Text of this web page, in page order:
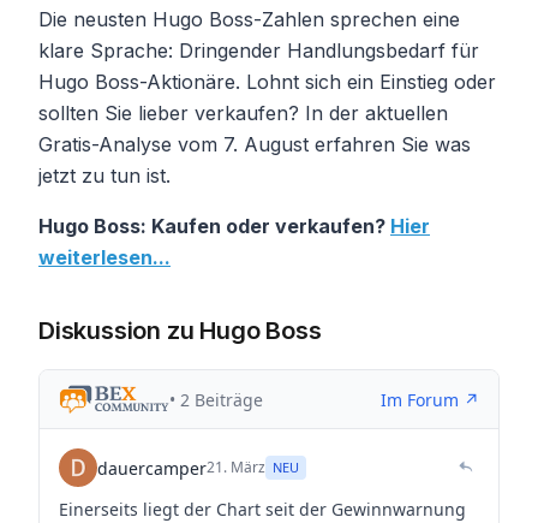
Die neusten Hugo Boss-Zahlen sprechen eine
klare Sprache: Dringender Handlungsbedarf für
Hugo Boss-Aktionäre. Lohnt sich ein Einstieg oder
sollten Sie lieber verkaufen? In der aktuellen
Gratis-Analyse vom 7. August erfahren Sie was
jetzt zu tun ist.
Hugo Boss: Kaufen oder verkaufen? Hier
weiterlesen...
Diskussion zu Hugo Boss